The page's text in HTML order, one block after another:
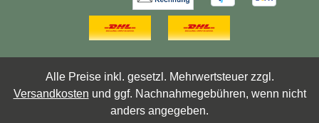
Alle Preise inkl. gesetzl. Mehrwertsteuer zzgl.
Versandkosten und ggf. Nachnahmegebühren, wenn nicht
anders angegeben.